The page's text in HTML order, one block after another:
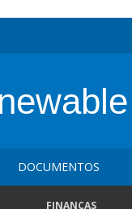
DOCUMENTOS
FINANÇAS